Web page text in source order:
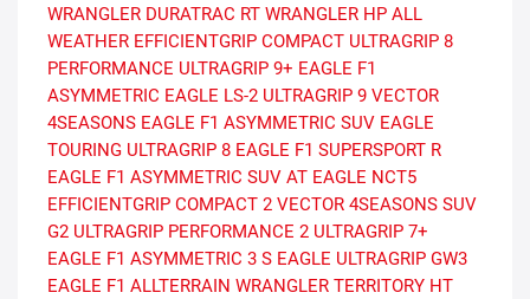
WRANGLER DURATRAC RT WRANGLER HP ALL
WEATHER EFFICIENTGRIP COMPACT ULTRAGRIP 8
PERFORMANCE ULTRAGRIP 9+ EAGLE F1
ASYMMETRIC EAGLE LS-2 ULTRAGRIP 9 VECTOR
4SEASONS EAGLE F1 ASYMMETRIC SUV EAGLE
TOURING ULTRAGRIP 8 EAGLE F1 SUPERSPORT R
EAGLE F1 ASYMMETRIC SUV AT EAGLE NCT5
EFFICIENTGRIP COMPACT 2 VECTOR 4SEASONS SUV
G2 ULTRAGRIP PERFORMANCE 2 ULTRAGRIP 7+
EAGLE F1 ASYMMETRIC 3 S EAGLE ULTRAGRIP GW3
EAGLE F1 ALLTERRAIN WRANGLER TERRITORY HT